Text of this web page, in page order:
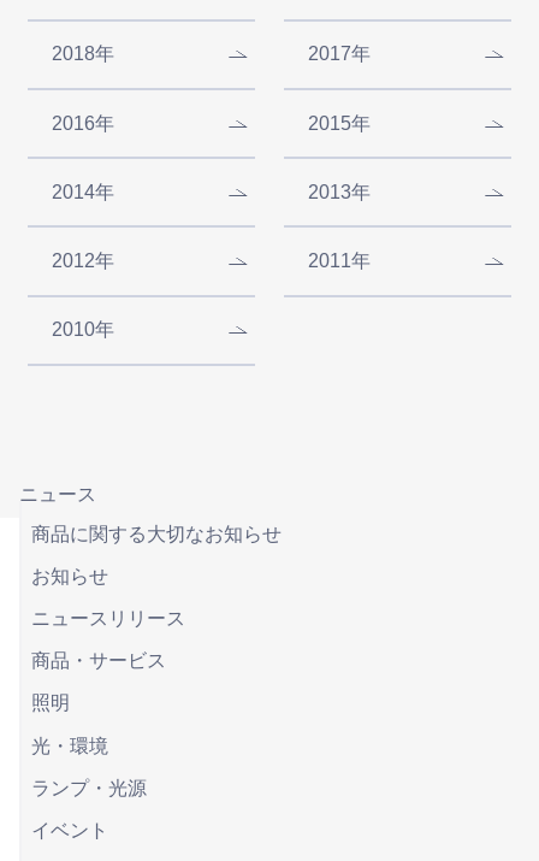
2018年 2017年
2016年 2015年
2014年 2013年
2012年 2011年
2010年
ニュース
商品に関する大切なお知らせ
お知らせ
ニュースリリース
商品・サービス
照明
光・環境
ランプ・光源
イベント